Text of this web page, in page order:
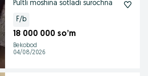
Pultli moshina sotladi surochna
F/b
18 000 000 so’m
Bekobod
04/08/2026